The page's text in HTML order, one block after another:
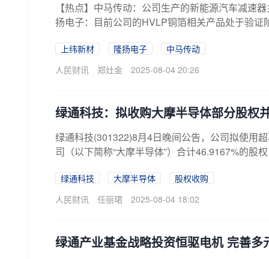
【热点】中马传动：公司生产的新能源汽车减速
扬电子：目前公司的HVLP铜箔相关产品处于验
上纬新材 隆扬电子
中马传动
人民财讯
郑灶金 2025-08-04 20:26
绿通科技：拟收购大摩半导体部分股权
绿通科技(301322)8月4日晚间公告，公司拟使用
司（以下简称“大摩半导体”）合计46.9167%的股
绿通科技 大摩半导体
股权收购
人民财讯
任丽珺 2025-08-04 18:02
绿通产业基金战略投资恒驱电机 完善多